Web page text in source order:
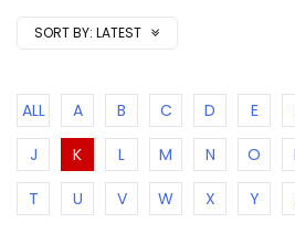
SORT BY: LATEST
ALL A B C D E
J
K L M N O
T
U V W X Y